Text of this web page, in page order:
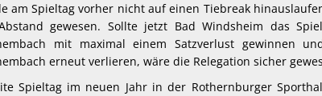
am Spieltag vorher nicht auf einen Tiebreak
gewesen. Sollte jetzt Bad Windsheim das
mit maximal einem Satzverlust gewinnen
erneut verlieren, wäre die Relegation sicher
Spieltag im neuen Jahr in der Rothernburger